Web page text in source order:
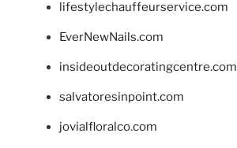
lifestylechauffeurservice.com
EverNewNails.com
insideoutdecoratingcentre.com
salvatoresinpoint.com
jovialfloralco.com